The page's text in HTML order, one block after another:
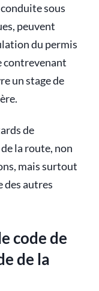
sous
peuvent
du permis
contrevenant
un stage de
de
la route, non
mais surtout
des autres
code de
de la